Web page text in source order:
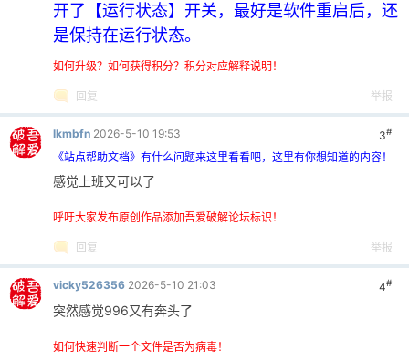
开了【运行状态】开关，最好是软件重启后，还
是保持在运行状态。
如何升级？如何获得积分？积分对应解释说明！
回复 举报
3#
lkmbfn 2026-5-10 19:53
《站点帮助文档》有什么问题来这里看看吧，这里有你想知道的内容！
感觉上班又可以了
呼吁大家发布原创作品添加吾爱破解论坛标识！
回复 举报
4#
vicky526356 2026-5-10 21:03
突然感觉996又有奔头了
如何快速判断一个文件是否为病毒！